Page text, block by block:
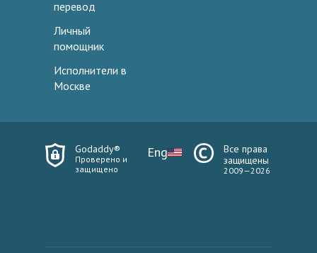
перевод
Личный
помощник
Исполнители в
Москве
Godaddy®
Проверено и
защищено
Eng
Все права
защищены
2009—2026